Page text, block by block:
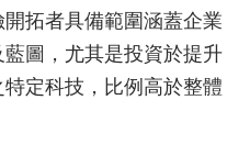
拓者具備範圍涵蓋企業
圖，尤其是投資於提升
定科技，比例高於整體